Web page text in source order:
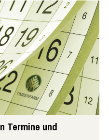
Termine und